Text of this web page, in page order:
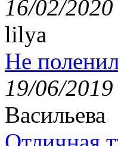
16/02/2020
lilya
Не
19/06/2019
Васильева